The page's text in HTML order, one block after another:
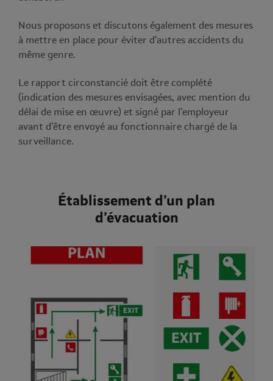
Nous proposons et discutons également des mesures
à mettre en place pour éviter d’autres accidents du
même genre.
Le rapport circonstancié doit être complété
(indication des mesures envisagées, avec mention du
délai de mise en œuvre) et signé par l’employeur
avant d’être envoyé au fonctionnaire chargé de la
surveillance.
Établissement d’un plan
d’évacuation